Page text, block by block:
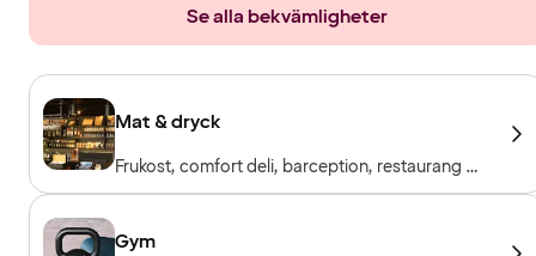
Se alla bekvämligheter
Mat & dryck
Frukost, comfort deli, barception, restaurang &
bar
Gym